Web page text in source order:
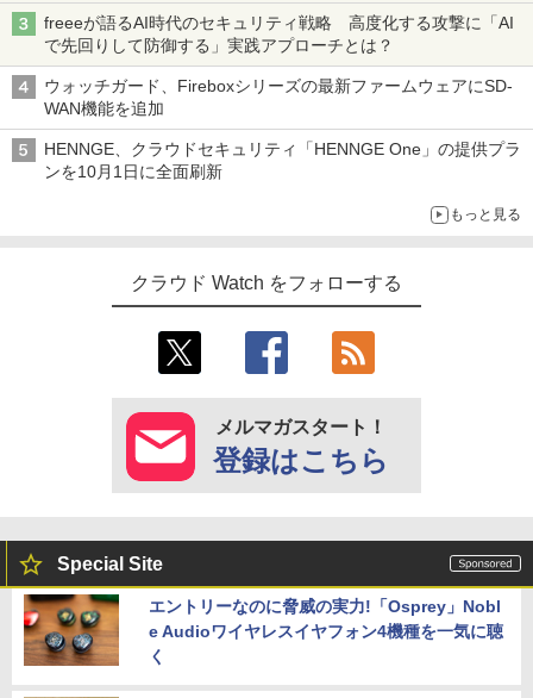
freeeが語るAI時代のセキュリティ戦略 高度化する攻撃に「AI
で先回りして防御する」実践アプローチとは？
ウォッチガード、Fireboxシリーズの最新ファームウェアにSD-
WAN機能を追加
HENNGE、クラウドセキュリティ「HENNGE One」の提供プラ
ンを10月1日に全面刷新
もっと見る
クラウド Watch をフォローする
メルマガスタート！
登録はこちら
Special Site
エントリーなのに脅威の実力!「Osprey」Nobl
e Audioワイヤレスイヤフォン4機種を一気に聴
く